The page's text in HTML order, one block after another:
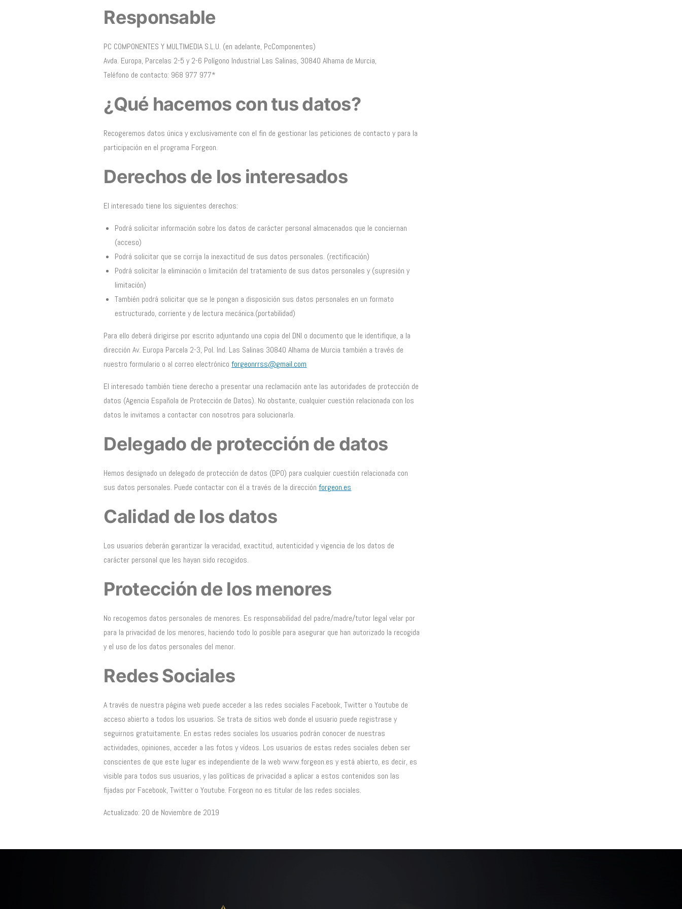
Responsable
PC COMPONENTES Y MULTIMEDIA S.L.U. (en adelante, PcComponentes)
Avda. Europa, Parcelas 2-5 y 2-6 Polígono Industrial Las Salinas, 30840 Alhama de Murcia,
Teléfono de contacto: 968 977 977*
¿Qué hacemos con tus datos?
Recogeremos datos única y exclusivamente con el fin de gestionar las peticiones de contacto y para la
participación en el programa Forgeon.
Derechos de los interesados
El interesado tiene los siguientes derechos:
Podrá solicitar información sobre los datos de carácter personal almacenados que le conciernan
(acceso)
Podrá solicitar que se corrija la inexactitud de sus datos personales. (rectificación)
Podrá solicitar la eliminación o limitación del tratamiento de sus datos personales y (supresión y
limitación)
También podrá solicitar que se le pongan a disposición sus datos personales en un formato
estructurado, corriente y de lectura mecánica.(portabilidad)
Para ello deberá dirigirse por escrito adjuntando una copia del DNI o documento que le identifique, a la
dirección Av. Europa Parcela 2-3, Pol. Ind. Las Salinas 30840 Alhama de Murcia también a través de
nuestro formulario o al correo electrónicoforgeonrrss@gmail.com
El interesado también tiene derecho a presentar una reclamación ante las autoridades de protección de
datos (Agencia Española de Protección de Datos). No obstante, cualquier cuestión relacionada con los
datos le invitamos a contactar con nosotros para solucionarla.
Delegado de protección de datos
Hemos designado un delegado de protección de datos (DPO) para cualquier cuestión relacionada con
sus datos personales. Puede contactar con él a través de la direcciónforgeon.es
Calidad de los datos
Los usuarios deberán garantizar la veracidad, exactitud, autenticidad y vigencia de los datos de
carácter personal que les hayan sido recogidos.
Protección de los menores
No recogemos datos personales de menores. Es responsabilidad del padre/madre/tutor legal velar por
para la privacidad de los menores, haciendo todo lo posible para asegurar que han autorizado la recogida
y el uso de los datos personales del menor.
Redes Sociales
A través de nuestra página web puede acceder a las redes sociales Facebook, Twitter o Youtube de
acceso abierto a todos los usuarios. Se trata de sitios web donde el usuario puede registrase y
seguirnos gratuitamente. En estas redes sociales los usuarios podrán conocer de nuestras
actividades, opiniones, acceder a las fotos y vídeos. Los usuarios de estas redes sociales deben ser
conscientes de que este lugar es independiente de la web www.forgeon.es y está abierto, es decir, es
visible para todos sus usuarios, y las políticas de privacidad a aplicar a estos contenidos son las
fijadas por Facebook, Twitter o Youtube. Forgeon no es titular de las redes sociales.
Actualizado: 20 de Noviembre de 2019